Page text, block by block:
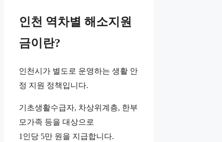
인천 역차별 해소지원
금이란?
인천시가 별도로 운영하는 생활 안
정 지원 정책입니다.
기초생활수급자, 차상위계층, 한부
모가족 등을 대상으로
1인당 5만 원을 지급합니다.